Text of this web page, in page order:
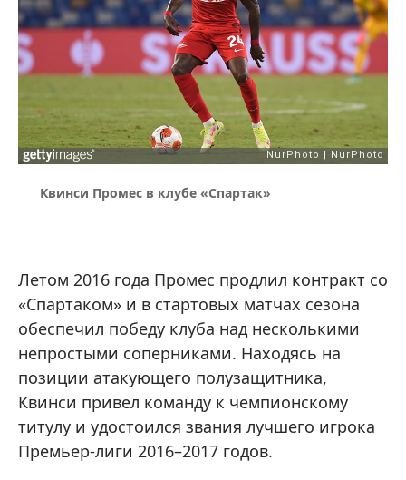
Квинси Промес в клубе «Спартак»
Летом 2016 года Промес продлил контракт со
«Спартаком» и в стартовых матчах сезона
обеспечил победу клуба над несколькими
непростыми соперниками. Находясь на
позиции атакующего полузащитника,
Квинси привел команду к чемпионскому
титулу и удостоился звания лучшего игрока
Премьер-лиги 2016–2017 годов.